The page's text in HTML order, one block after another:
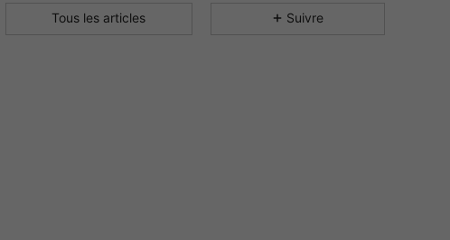
4.91
Tous les articles Suivre